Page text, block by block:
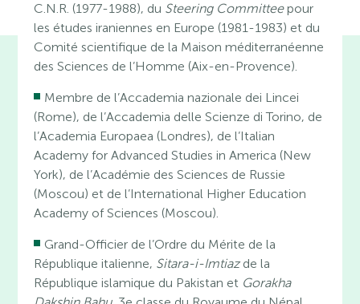
C.N.R. (1977-1988), du Steering Committeepour
les études iraniennes en Europe (1981-1983) et du
Comité scientifique de la Maison méditerranéenne
des Sciences de l’Homme (Aix-en-Provence).
Membre de l’Accademia nazionale dei Lincei
(Rome), de l’Accademia delle Scienze di Torino, de
l’Academia Europaea (Londres), de l’Italian
Academy for Advanced Studies in America (New
York), de l’Académie des Sciences de Russie
(Moscou) et de l’International Higher Education
Academy of Sciences (Moscou).
Grand-Officier de l’Ordre du Mérite de la
République italienne, Sitara-i-Imtiazde la
République islamique du Pakistan et Gorakha